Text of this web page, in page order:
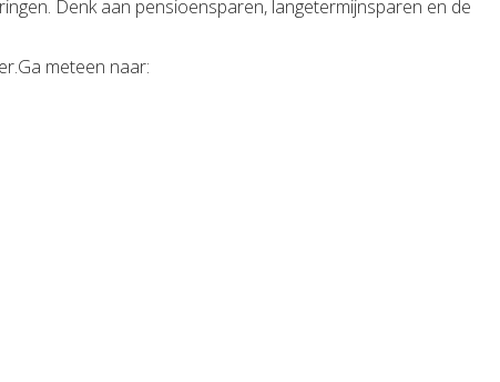
Denk aan pensioensparen, langetermijnsparen en de
meteen naar: